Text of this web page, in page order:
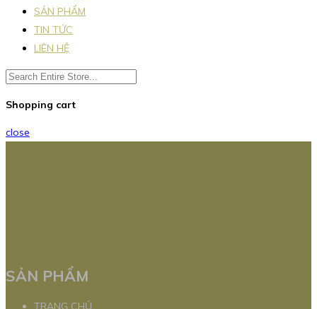
SẢN PHẨM
TIN TỨC
LIÊN HỆ
Shopping cart
close
SẢN PHẨM
TRANG CHỦ